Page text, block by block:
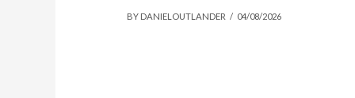
BY DANIELOUTLANDER 04/08/2026